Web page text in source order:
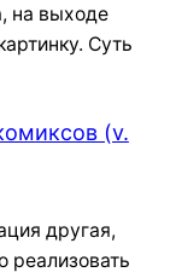
на выходе
Суть
(v.
другая,
реализовать